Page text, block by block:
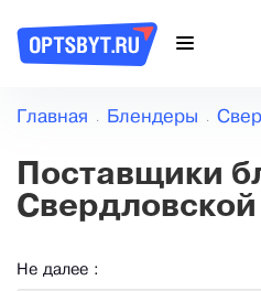
Главная Блендеры
Поставщики
Свердловской
Не далее :